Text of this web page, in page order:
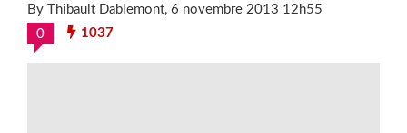
By Thibault Dablemont, 6 novembre 2013 12h55
0
1037